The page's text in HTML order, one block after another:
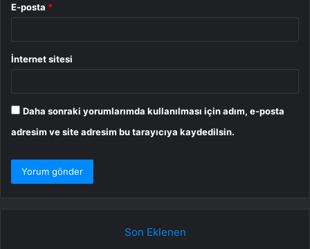
E-posta *
İnternet sitesi
Daha sonraki yorumlarımda kullanılması için adım, e-posta
adresim ve site adresim bu tarayıcıya kaydedilsin.
Son Eklenen